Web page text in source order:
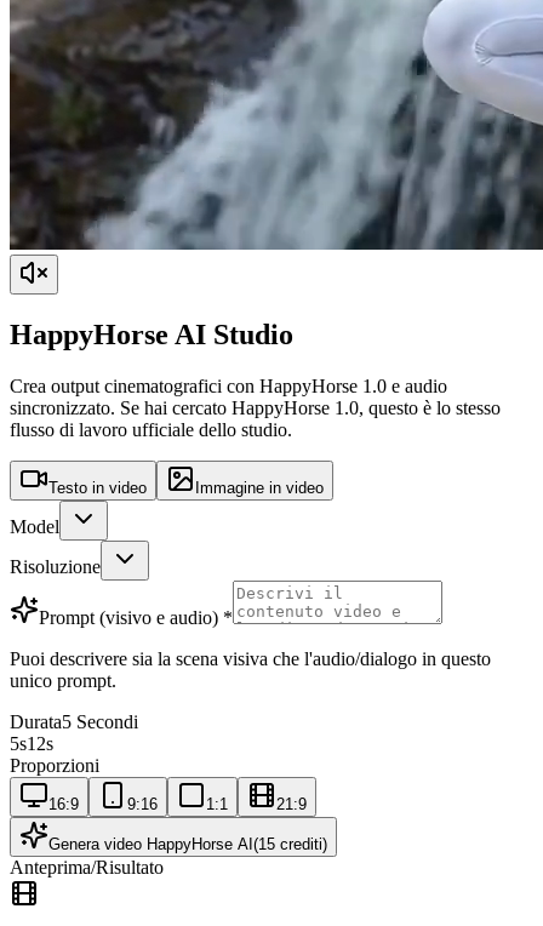
HappyHorse AI Studio
Crea output cinematografici con HappyHorse 1.0 e audio
sincronizzato. Se hai cercato HappyHorse 1.0, questo è lo stesso
flusso di lavoro ufficiale dello studio.
Testo in video Immagine in video
Model
Risoluzione
Prompt (visivo e audio) *
Puoi descrivere sia la scena visiva che l'audio/dialogo in questo
unico prompt.
Durata5 Secondi
5s12s
Proporzioni
16:9 9:16 1:1 21:9
Genera video HappyHorse AI(15 crediti)
Anteprima/Risultato